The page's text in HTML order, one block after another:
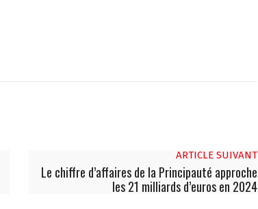
ARTICLE SUIVANT
Le chiffre d’affaires de la Principauté approche
les 21 milliards d’euros en 2024